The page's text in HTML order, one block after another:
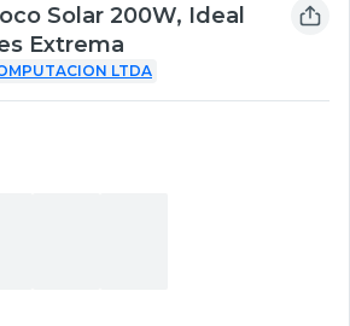
Solar 200W, Ideal
Extrema
LTDA